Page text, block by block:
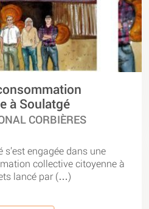
à Soulatgé
CORBIÈRES
engagée dans une
collective citoyenne à
lancé par (…)